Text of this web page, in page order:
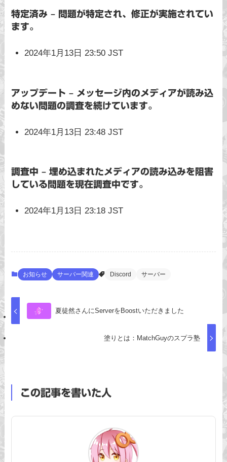
特定済み – 問題が特定され、修正が実施されてい
ます。
2024年1月13日 23:50 JST
アップデート – メッセージ内のメディアが読み込
めない問題の調査を続けています。
2024年1月13日 23:48 JST
調査中 – 埋め込まれたメディアの読み込みを阻害
している問題を現在調査中です。
2024年1月13日 23:18 JST
お知らせ サーバー関連 Discord サーバー
夏徒然さんにServerをBoostいただきました
塗りとは：MatchGuyのスプラ塾
この記事を書いた人